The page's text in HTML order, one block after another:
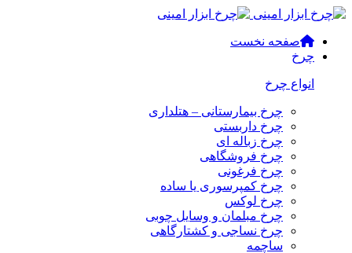
صفحه نخست
چرخ
انواع چرخ
چرخ بیمارستانی – هتلداری
چرخ داربستی
چرخ زباله ای
چرخ فروشگاهی
چرخ فرغونی
چرخ کمپرسوری یا ساده
چرخ لوکس
چرخ مبلمان و وسایل چوبی
چرخ نساجی و کشتارگاهی
ساچمه